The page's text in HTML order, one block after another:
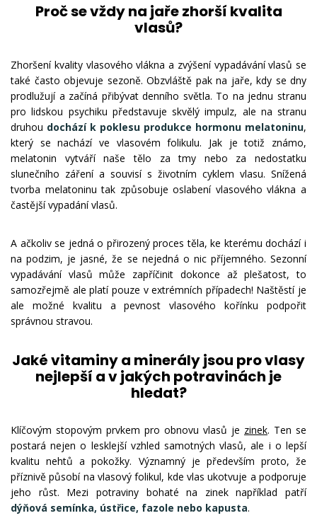
Proč se vždy na jaře zhorší kvalita
vlasů?
Zhoršení kvality vlasového vlákna a zvýšení vypadávání vlasů se
také často objevuje sezoně. Obzvláště pak na jaře, kdy se dny
prodlužují a začíná přibývat denního světla. To na jednu stranu
pro lidskou psychiku představuje skvělý impulz, ale na stranu
druhou dochází k poklesu produkce hormonu melatoninu,
který se nachází ve vlasovém folikulu. Jak je totiž známo,
melatonin vytváří naše tělo za tmy nebo za nedostatku
slunečního záření a souvisí s životním cyklem vlasu. Snížená
tvorba melatoninu tak způsobuje oslabení vlasového vlákna a
častější vypadání vlasů.
A ačkoliv se jedná o přirozený proces těla, ke kterému dochází i
na podzim, je jasné, že se nejedná o nic příjemného. Sezonní
vypadávání vlasů může zapříčinit dokonce až plešatost, to
samozřejmě ale platí pouze v extrémních případech! Naštěstí je
ale možné kvalitu a pevnost vlasového kořínku podpořit
správnou stravou.
Jaké vitaminy a minerály jsou pro vlasy
nejlepší a v jakých potravinách je
hledat?
Klíčovým stopovým prvkem pro obnovu vlasů je zinek. Ten se
postará nejen o lesklejší vzhled samotných vlasů, ale i o lepší
kvalitu nehtů a pokožky. Významný je především proto, že
příznivě působí na vlasový folikul, kde vlas ukotvuje a podporuje
jeho růst. Mezi potraviny bohaté na zinek například patří
dýňová semínka, ústřice, fazole nebo kapusta.